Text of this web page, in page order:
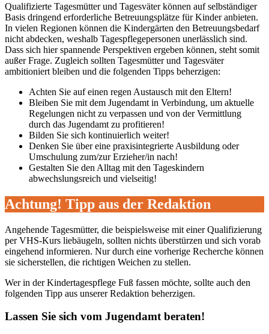
Qualifizierte Tagesmütter und Tagesväter können auf selbständiger
Basis dringend erforderliche Betreuungsplätze für Kinder anbieten.
In vielen Regionen können die Kindergärten den Betreuungsbedarf
nicht abdecken, weshalb Tagespflegepersonen unerlässlich sind.
Dass sich hier spannende Perspektiven ergeben können, steht somit
außer Frage. Zugleich sollten Tagesmütter und Tagesväter
ambitioniert bleiben und die folgenden Tipps beherzigen:
Achten Sie auf einen regen Austausch mit den Eltern!
Bleiben Sie mit dem Jugendamt in Verbindung, um aktuelle
Regelungen nicht zu verpassen und von der Vermittlung
durch das Jugendamt zu profitieren!
Bilden Sie sich kontinuierlich weiter!
Denken Sie über eine praxisintegrierte Ausbildung oder
Umschulung zum/zur Erzieher/in nach!
Gestalten Sie den Alltag mit den Tageskindern
abwechslungsreich und vielseitig!
Achtung! Tipp aus der Redaktion
Angehende Tagesmütter, die beispielsweise mit einer Qualifizierung
per VHS-Kurs liebäugeln, sollten nichts überstürzen und sich vorab
eingehend informieren. Nur durch eine vorherige Recherche können
sie sicherstellen, die richtigen Weichen zu stellen.
Wer in der Kindertagespflege Fuß fassen möchte, sollte auch den
folgenden Tipp aus unserer Redaktion beherzigen.
Lassen Sie sich vom Jugendamt beraten!